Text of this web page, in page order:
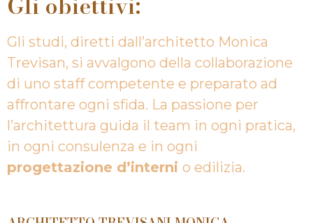
Gli studi, diretti dall’architetto Monica
Trevisan, si avvalgono della collaborazione
di uno staff competente e preparato ad
affrontare ogni sfida. La passione per
l’architettura guida il team in ogni pratica,
in ogni consulenza e in ogni
progettazione d’interni o edilizia.